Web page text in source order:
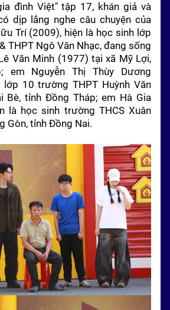
đình Việt" tập 17, khán giả và
dịp lắng nghe câu chuyện của
Trí (2009), hiện là học sinh lớp
THPT Ngô Văn Nhạc, đang sống
Văn Minh (1977) tại xã Mỹ Lợi,
em Nguyễn Thị Thùy Dương
10 trường THPT Huỳnh Văn
Bè, tỉnh Đồng Tháp; em Hà Gia
là học sinh trường THCS Xuân
Gòn, tỉnh Đồng Nai.